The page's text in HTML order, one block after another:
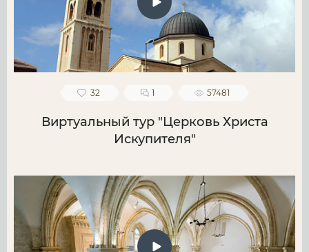
32 1 57481
Виртуальный тур "Церковь Христа
Искупителя"